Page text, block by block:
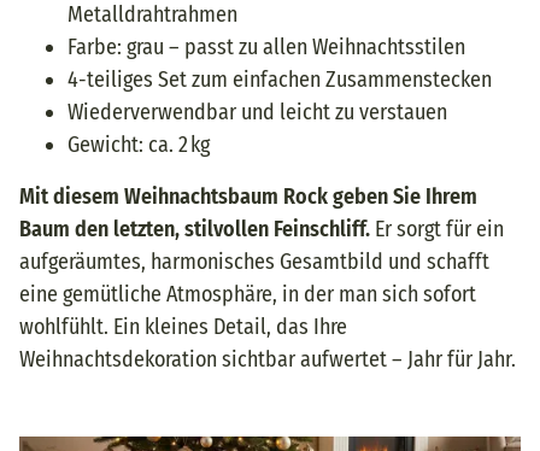
Metalldrahtrahmen
Farbe: grau – passt zu allen Weihnachtsstilen
4-teiliges Set zum einfachen Zusammenstecken
Wiederverwendbar und leicht zu verstauen
Gewicht: ca. 2 kg
Mit diesem Weihnachtsbaum Rock geben Sie Ihrem
Baum den letzten, stilvollen Feinschliff. Er sorgt für ein
aufgeräumtes, harmonisches Gesamtbild und schafft
eine gemütliche Atmosphäre, in der man sich sofort
wohlfühlt. Ein kleines Detail, das Ihre
Weihnachtsdekoration sichtbar aufwertet – Jahr für Jahr.